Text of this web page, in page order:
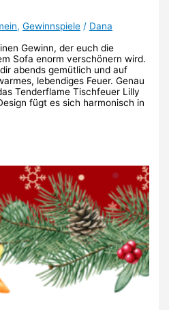
,Gewinnspiele / Dana
Gewinn, der euch die
Sofa enorm verschönern wird.
abends gemütlich und auf
lebendiges Feuer. Genau
Tenderflame Tischfeuer Lilly
fügt es sich harmonisch in